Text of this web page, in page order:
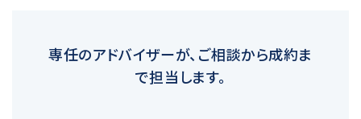
専任のアドバイザーが、ご相談から成約ま
で担当します。